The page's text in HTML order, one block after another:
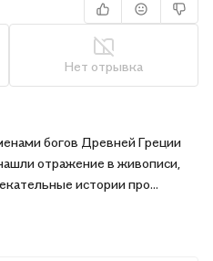
Нет отрывка
богов Древней Греции
отражение в живописи,
истории про
яркими, цветными